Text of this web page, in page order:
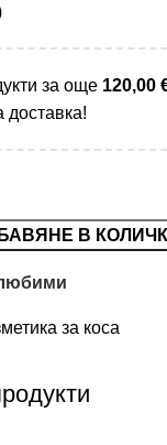
за още 120,00
доставка!
В
за коса